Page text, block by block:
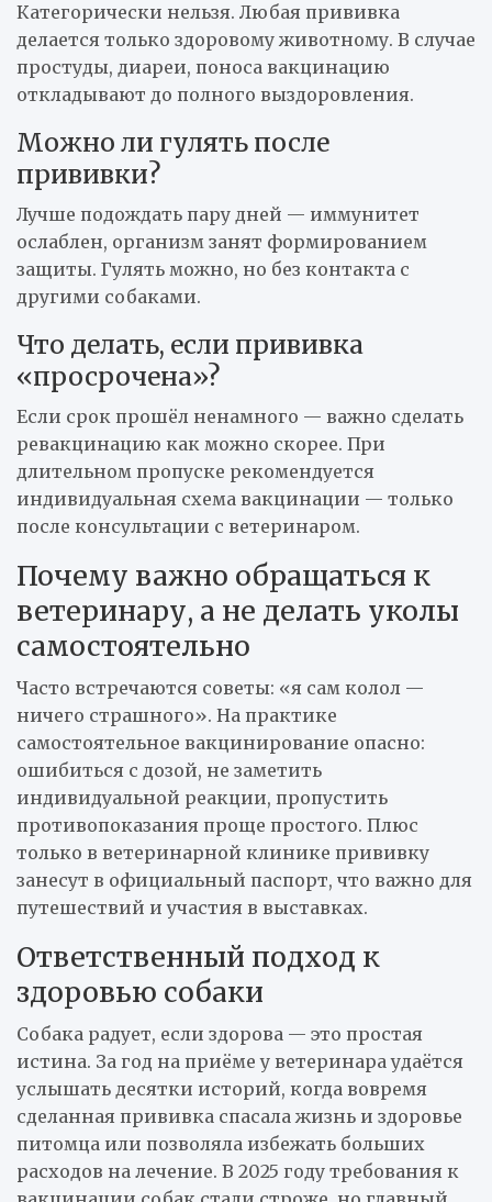
Категорически нельзя. Любая прививка
делается только здоровому животному. В случае
простуды, диареи, поноса вакцинацию
откладывают до полного выздоровления.
Можно ли гулять после
прививки?
Лучше подождать пару дней — иммунитет
ослаблен, организм занят формированием
защиты. Гулять можно, но без контакта с
другими собаками.
Что делать, если прививка
«просрочена»?
Если срок прошёл ненамного — важно сделать
ревакцинацию как можно скорее. При
длительном пропуске рекомендуется
индивидуальная схема вакцинации — только
после консультации с ветеринаром.
Почему важно обращаться к
ветеринару, а не делать уколы
самостоятельно
Часто встречаются советы: «я сам колол —
ничего страшного». На практике
самостоятельное вакцинирование опасно:
ошибиться с дозой, не заметить
индивидуальной реакции, пропустить
противопоказания проще простого. Плюс
только в ветеринарной клинике прививку
занесут в официальный паспорт, что важно для
путешествий и участия в выставках.
Ответственный подход к
здоровью собаки
Собака радует, если здорова — это простая
истина. За год на приёме у ветеринара удаётся
услышать десятки историй, когда вовремя
сделанная прививка спасала жизнь и здоровье
питомца или позволяла избежать больших
расходов на лечение. В 2025 году требования к